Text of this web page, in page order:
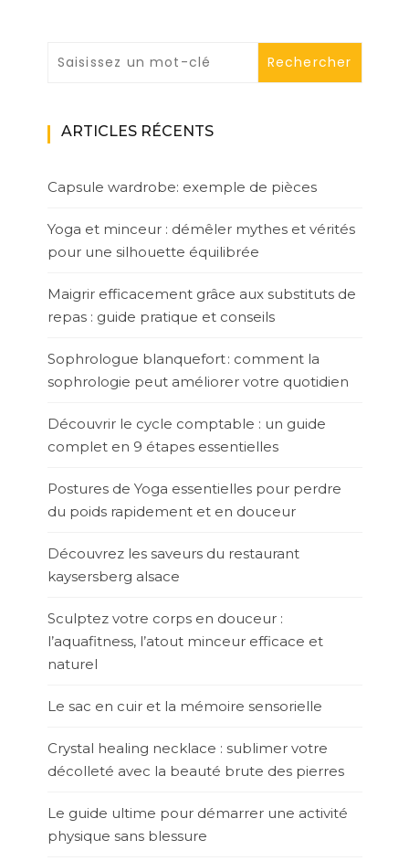
ARTICLES RÉCENTS
Capsule wardrobe: exemple de pièces
Yoga et minceur : démêler mythes et vérités
pour une silhouette équilibrée
Maigrir efficacement grâce aux substituts de
repas : guide pratique et conseils
Sophrologue blanquefort : comment la
sophrologie peut améliorer votre quotidien
Découvrir le cycle comptable : un guide
complet en 9 étapes essentielles
Postures de Yoga essentielles pour perdre
du poids rapidement et en douceur
Découvrez les saveurs du restaurant
kaysersberg alsace
Sculptez votre corps en douceur :
l’aquafitness, l’atout minceur efficace et
naturel
Le sac en cuir et la mémoire sensorielle
Crystal healing necklace : sublimer votre
décolleté avec la beauté brute des pierres
Le guide ultime pour démarrer une activité
physique sans blessure